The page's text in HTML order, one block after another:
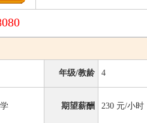
年级/教龄 4
期望薪酬 230 元/小时